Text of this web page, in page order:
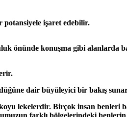
potansiyele işaret edebilir.
önünde konuşma gibi alanlarda
dair büyüleyici bir bakış
lekelerdir. Birçok insan
farklı bölgelerindeki benlerin